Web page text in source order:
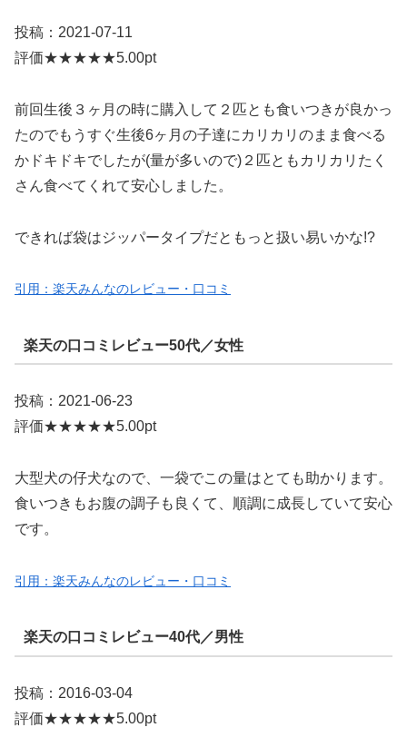
投稿：2021-07-11
評価★★★★★5.00pt
前回生後３ヶ月の時に購入して２匹とも食いつきが良かっ
たのでもうすぐ生後6ヶ月の子達にカリカリのまま食べる
かドキドキでしたが(量が多いので)２匹ともカリカリたく
さん食べてくれて安心しました。
できれば袋はジッパータイプだともっと扱い易いかな!?
引用：楽天みんなのレビュー・口コミ
楽天の口コミレビュー50代／女性
投稿：2021-06-23
評価★★★★★5.00pt
大型犬の仔犬なので、一袋でこの量はとても助かります。
食いつきもお腹の調子も良くて、順調に成長していて安心
です。
引用：楽天みんなのレビュー・口コミ
楽天の口コミレビュー40代／男性
投稿：2016-03-04
評価★★★★★5.00pt